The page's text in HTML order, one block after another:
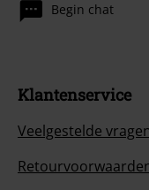
Begin chat
Klantenservice
Veelgestelde